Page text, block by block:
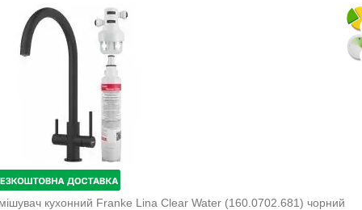
кухонний Franke Lina Clear Water (160.0702.681) чорний